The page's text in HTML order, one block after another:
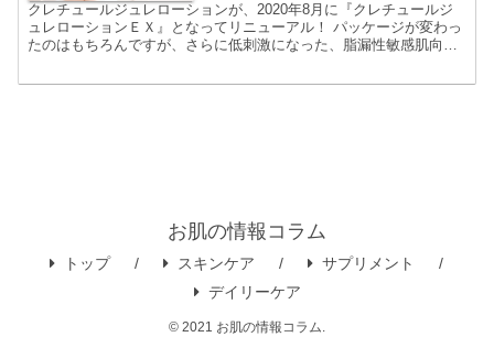
クレチュールジュレローションが、2020年8月に『クレチュールジ
ュレローションＥＸ』となってリニューアル！ パッケージが変わっ
たのはもちろんですが、さらに低刺激になった、脂漏性敏感肌向け
お肌の情報コラム
トップ スキンケア
サプリメント
デイリーケア
© 2021 お肌の情報コラム.